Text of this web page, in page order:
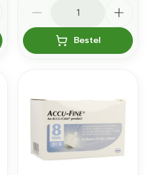
Bestel